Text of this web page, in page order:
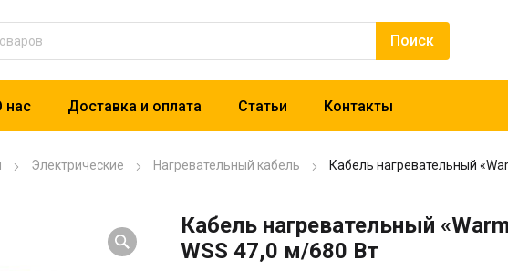
нас Доставка и оплата Статьи Контакты
Электрические Нагревательный кабель Кабель нагревательный
Кабель нагревательный
WSS 47,0 м/680 Вт